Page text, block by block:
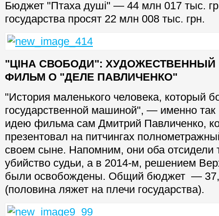
Бюджет "Птаха душі" — 44 млн 017 тыс.
государства просят 22 млн 008 тыс. грн.
"ЦІНА СВОБОДИ": ХУДОЖЕСТВЕННЫЙ
ФИЛЬМ О "ДЕЛЕ ПАВЛИЧЕНКО"
"История маленького человека, который
государственной машиной", — именно так
идею фильма сам Дмитрий Павличенко,
презентовал на питчингах
своем сыне. Напомним, они оба отсидели
убийство судьи, а в 2014-м, решением
были освобождены. Общий бюджет —
(половина ляжет на плечи государства).